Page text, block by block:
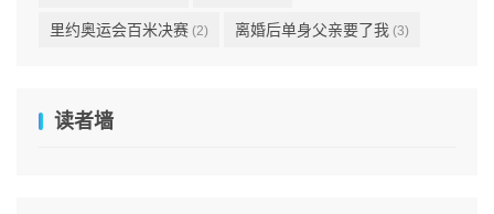
里约奥运会百米决赛 (2) 离婚后单身父亲要了我 (3)
读者墙